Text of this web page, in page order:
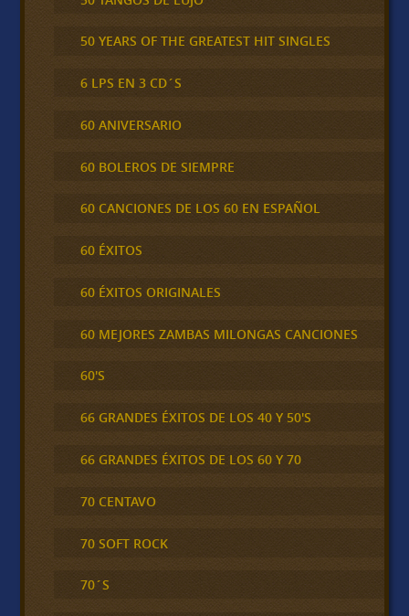
50 YEARS OF THE GREATEST HIT SINGLES
6 LPS EN 3 CD´S
60 ANIVERSARIO
60 BOLEROS DE SIEMPRE
60 CANCIONES DE LOS 60 EN ESPAÑOL
60 ÉXITOS
60 ÉXITOS ORIGINALES
60 MEJORES ZAMBAS MILONGAS CANCIONES
60'S
66 GRANDES ÉXITOS DE LOS 40 Y 50'S
66 GRANDES ÉXITOS DE LOS 60 Y 70
70 CENTAVO
70 SOFT ROCK
70´S